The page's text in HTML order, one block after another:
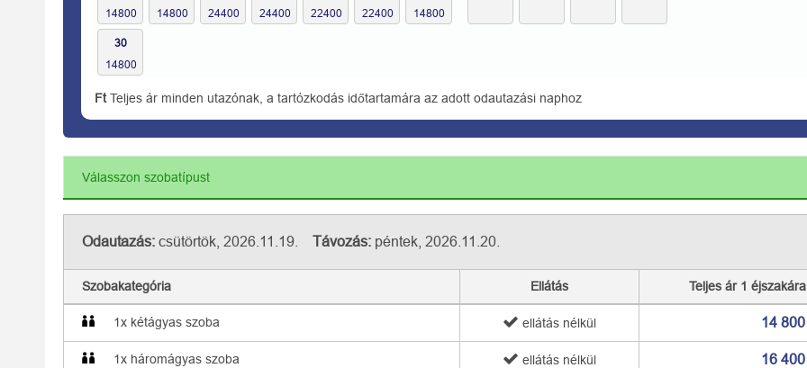
30
FtTeljes ár minden utazónak, a tartózkodás időtartamára az adott odautazási naphoz
Válasszon szobatípust
Odautazás: csütörtök, 2026.11.19. Távozás: péntek, 2026.11.20.
Szobakategória Ellátás Teljes ár 1 éjszakára
1x kétágyas szoba ellátás nélkül 14
1x háromágyas szoba ellátás nélkül 16